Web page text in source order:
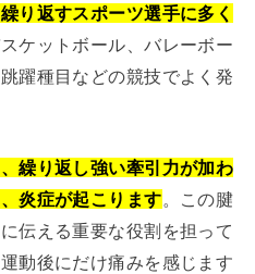
り返すスポーツ選手に多く
ケットボール、バレーボー
躍種目などの競技でよく発
繰り返し強い牽引力が加わ
炎症が起こります。この腱
伝える重要な役割を担って
動後にだけ痛みを感じます